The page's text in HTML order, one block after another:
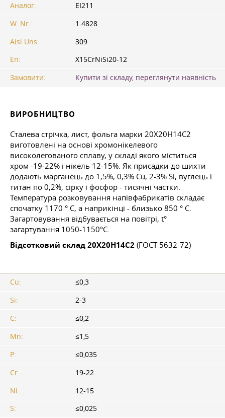
Аналог:
ЕІ211
W. Nr.:
1.4828
Aisi Uns:
309
En:
X15CrNiSi20-12
Замовити:
Купити зі складу, переглянути наявність
ВИРОБНИЦТВО
Сталева стрічка, лист, фольга марки 20Х20Н14С2
виготовлені на основі хромонікелевого
високолегованого сплаву, у складі якого міститься
хром -19-22% і нікель 12-15%. Як присадки до шихти
додають марганець до 1,5%, 0,3% Cu, 2-3% Si, вуглець і
титан по 0,2%, сірку і фосфор - тисячні частки.
Температура розковування напівфабрикатів складає
спочатку 1170 ° C, а наприкінці - близько 850 ° C.
Загартовування відбувається на повітрі, t°
загартування 1050-1150°С.
Відсотковий склад 20Х20Н14С2 (ГОСТ 5632-72)
Cu:
≤0,3
Si:
2-3
C:
≤0,2
Mn:
≤1,5
P:
≤0,035
Cr:
19-22
Ni:
12-15
S:
≤0,025